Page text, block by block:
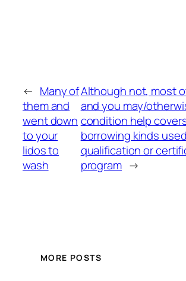
← Many of
them and
went down
to your
lidos to
wash
Although not, most
and you may/
condition help
borrowing kinds
qualification or
program →
MORE POSTS